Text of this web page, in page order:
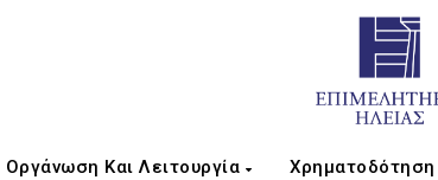
Οργάνωση Και Λειτουργία Χρηματοδότηση